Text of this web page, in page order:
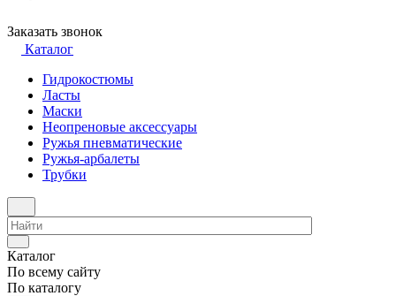
Заказать звонок
Каталог
Гидрокостюмы
Ласты
Маски
Неопреновые аксессуары
Ружья пневматические
Ружья-арбалеты
Трубки
Каталог
По всему сайту
По каталогу